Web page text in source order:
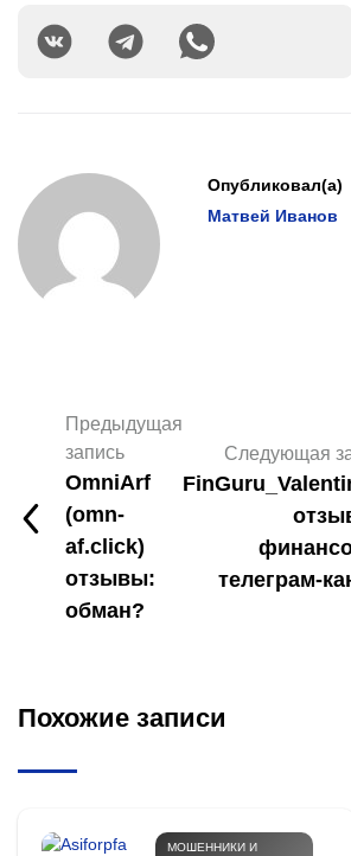
Опубликовал(а)
Матвей Иванов
Предыдущая
запись
OmniArf
(omn-
af.click)
отзывы:
обман?
Следующая
телеграм-
Похожие записи
МОШЕННИКИ И